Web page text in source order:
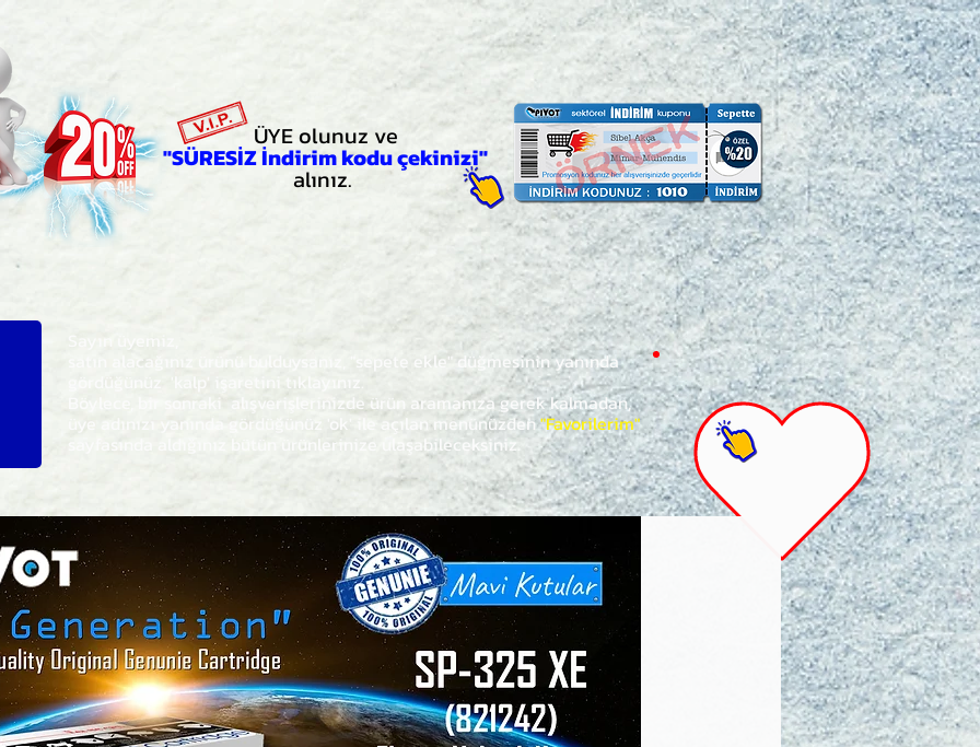
ÜYE olunuz ve
"SÜRESİZ İndirim kodu çekinizi"
alınız.
satın alacağınız ürünü bulduysanız, "sepete ekle" düğmesinin yanında
gördüğünüz 'kalp' işaretini tıklayınız.
bir sonraki alışverişlerinizde ürün aramanıza gerek kalmadan,
üye adınızı yanında gördüğünüz 'ok' ile açılan menünüzden"Favorilerim"
sayfasında aldığınız bütün ürünlerinize ulaşabileceksiniz.